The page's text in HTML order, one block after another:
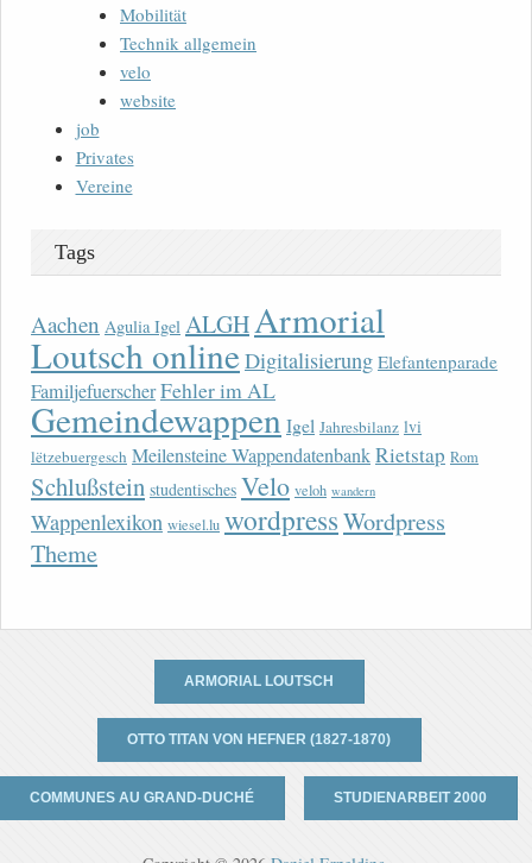
Mobilität
Technik allgemein
velo
website
job
Privates
Vereine
Tags
Aachen Agulia Igel ALGHArmorial
Loutsch onlineDigitalisierung Elefantenparade
FamiljefuerscherFehler im AL
Gemeindewappen Igel Jahresbilanz lvi
lëtzebuergesch Meilensteine WappendatenbankRietstap Rom
Schlußstein studentisches Velo veloh wandern
Wappenlexikon wiesel.lu wordpressWordpress
Theme
ARMORIAL LOUTSCH
OTTO TITAN VON HEFNER (1827-1870)
COMMUNES AU GRAND-DUCHÉ STUDIENARBEIT 2000